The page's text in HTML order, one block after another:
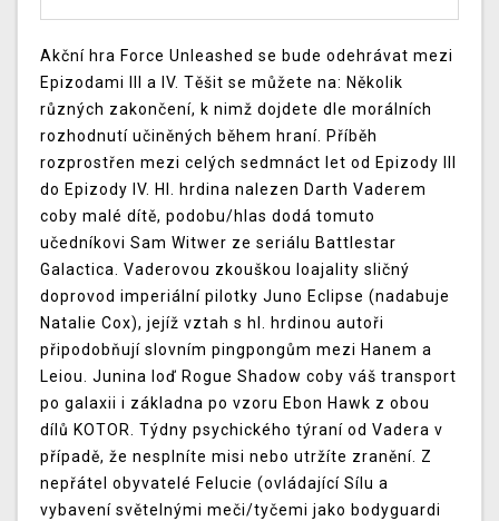
Akční hra Force Unleashed se bude odehrávat mezi
Epizodami III a IV. Těšit se můžete na: Několik
různých zakončení, k nimž dojdete dle morálních
rozhodnutí učiněných během hraní. Příběh
rozprostřen mezi celých sedmnáct let od Epizody III
do Epizody IV. Hl. hrdina nalezen Darth Vaderem
coby malé dítě, podobu/hlas dodá tomuto
učedníkovi Sam Witwer ze seriálu Battlestar
Galactica. Vaderovou zkouškou loajality sličný
doprovod imperiální pilotky Juno Eclipse (nadabuje
Natalie Cox), jejíž vztah s hl. hrdinou autoři
připodobňují slovním pingpongům mezi Hanem a
Leiou. Junina loď Rogue Shadow coby váš transport
po galaxii i základna po vzoru Ebon Hawk z obou
dílů KOTOR. Týdny psychického týraní od Vadera v
případě, že nesplníte misi nebo utržíte zranění. Z
nepřátel obyvatelé Felucie (ovládající Sílu a
vybavení světelnými meči/tyčemi jako bodyguardi